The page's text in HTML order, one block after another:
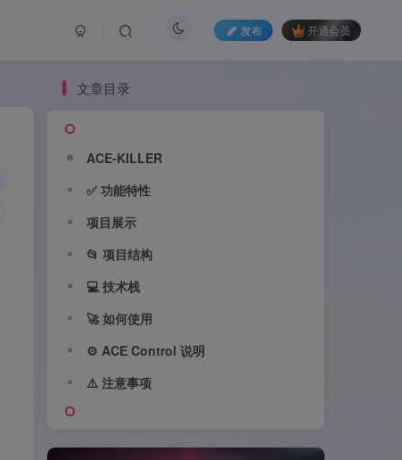
发布 开通会员
文章目录
ACE-KILLER
✅ 功能特性
项目展示
📂 项目结构
💻 技术栈
🚀 如何使用
⚙️ ACE Control 说明
⚠️ 注意事项